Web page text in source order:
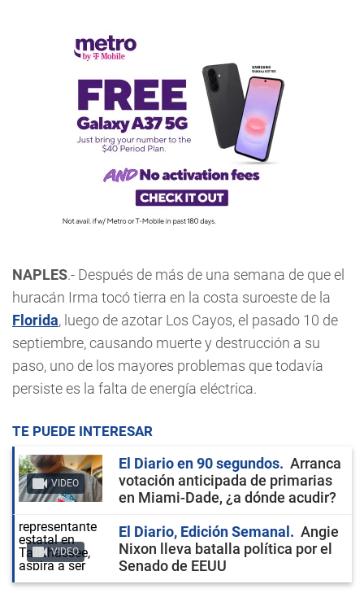
NAPLES.- Después de más de una semana de que el
huracán Irma tocó tierra en la costa suroeste de la
Florida, luego de azotar Los Cayos, el pasado 10 de
septiembre, causando muerte y destrucción a su
paso, uno de los mayores problemas que todavía
persiste es la falta de energía eléctrica.
TE PUEDE INTERESAR
VIDEO
El Diario en 90 segundos
Arranca
votación anticipada de primarias
en Miami-Dade, ¿a dónde acudir?
VIDEO
El Diario, Edición Semanal
Angie
Nixon lleva batalla política por el
Senado de EEUU